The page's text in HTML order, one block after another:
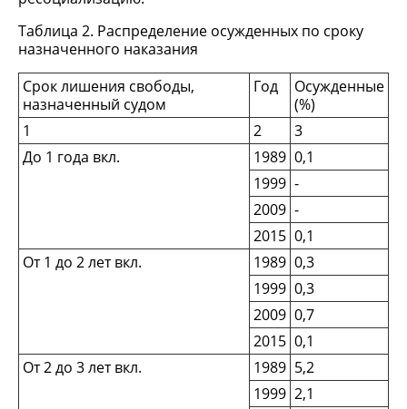
Таблица 2. Распределение осужденных по сроку
назначенного наказания
Срок лишения свободы,
назначенный судом
Год
Осужденные
(%)
1
2
3
До 1 года вкл.
1989 0,1
1999 -
2009 -
2015 0,1
От 1 до 2 лет вкл.
1989 0,3
1999 0,3
2009 0,7
2015 0,1
От 2 до 3 лет вкл.
1989 5,2
1999 2,1